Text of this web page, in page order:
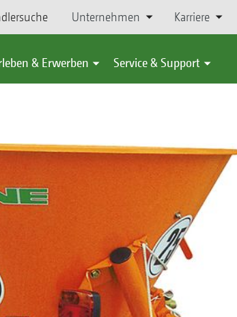
Unternehmen Karriere
& Erwerben Service & Support